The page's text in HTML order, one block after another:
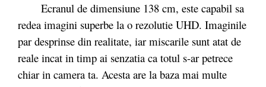
Ecranul de dimensiune 138 cm, este capabil sa
redea imagini superbe la o rezolutie UHD. Imaginile
par desprinse din realitate, iar miscarile sunt atat de
reale incat in timp ai senzatia ca totul s-ar petrece
chiar in camera ta. Acesta are la baza mai multe